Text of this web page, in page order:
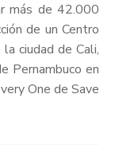
más de 42.000
de un Centro
ciudad de Cali,
Pernambuco en
One de Save